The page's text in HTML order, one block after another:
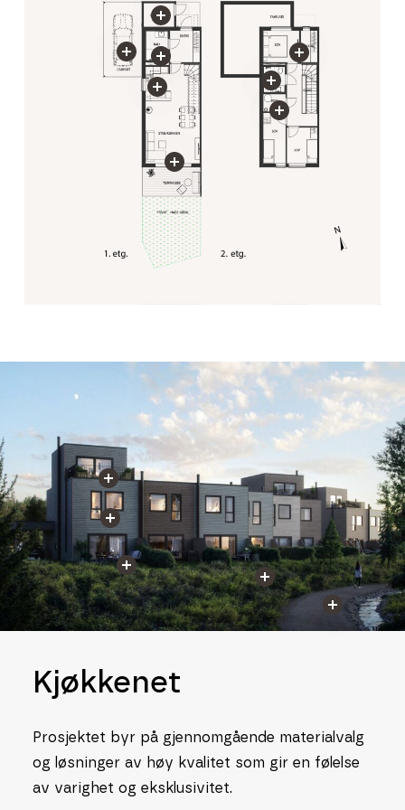
Kjøkkenet
Prosjektet byr på gjennomgående materialvalg
og løsninger av høy kvalitet som gir en følelse
av varighet og eksklusivitet.